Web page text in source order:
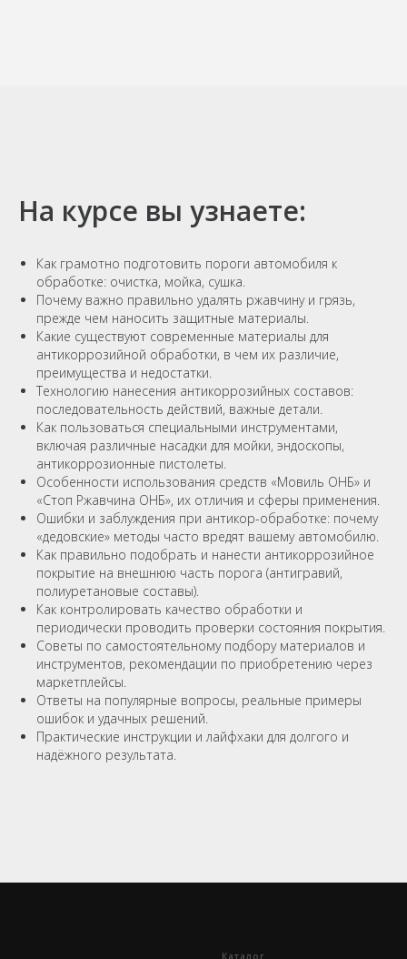
На курсе вы узнаете:
Как грамотно подготовить пороги автомобиля к
обработке: очистка, мойка, сушка.
Почему важно правильно удалять ржавчину и грязь,
прежде чем наносить защитные материалы.
Какие существуют современные материалы для
антикоррозийной обработки, в чем их различие,
преимущества и недостатки.
Технологию нанесения антикоррозийных составов:
последовательность действий, важные детали.
Как пользоваться специальными инструментами,
включая различные насадки для мойки, эндоскопы,
антикоррозионные пистолеты.
Особенности использования средств «Мовиль ОНБ» и
«Стоп Ржавчина ОНБ», их отличия и сферы применения.
Ошибки и заблуждения при антикор-обработке: почему
«дедовские» методы часто вредят вашему автомобилю.
Как правильно подобрать и нанести антикоррозийное
покрытие на внешнюю часть порога (антигравий,
полиуретановые составы).
Как контролировать качество обработки и
периодически проводить проверки состояния покрытия.
Советы по самостоятельному подбору материалов и
инструментов, рекомендации по приобретению через
маркетплейсы.
Ответы на популярные вопросы, реальные примеры
ошибок и удачных решений.
Практические инструкции и лайфхаки для долгого и
надёжного результата.
Каталог